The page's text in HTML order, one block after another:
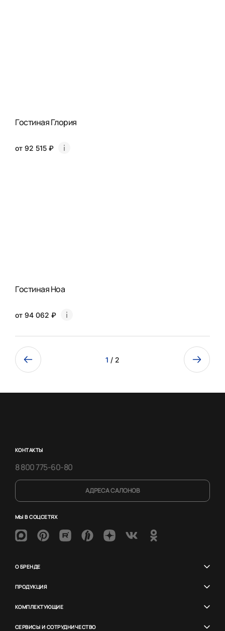
Гостиная Глория
от 92 515 ₽
Гостиная Ноа
от 94 062 ₽
1 / 2
КОНТАКТЫ
8 800 775-60-80
АДРЕСА САЛОНОВ
МЫ В СОЦСЕТЯХ
О БРЕНДЕ
ПРОДУКЦИЯ
КОМПЛЕКТУЮЩИЕ
СЕРВИСЫ И СОТРУДНИЧЕСТВО